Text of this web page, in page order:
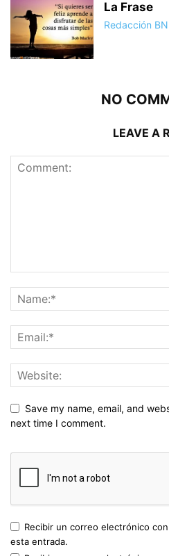
La Frase
Redacción
NO
LEAVE A
Save my name, email, and
next time I comment.
Recibir un correo electrónico
esta entrada.